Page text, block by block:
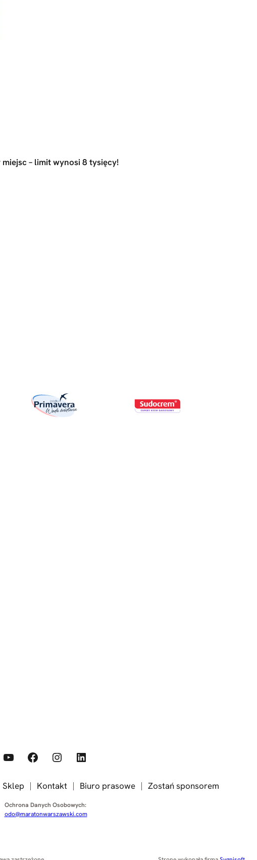
– limit wynosi 8 tysięcy!
YouTube Facebook Instagram LinkedIn
Sklep Kontakt Biuro prasowe Zostań sponsorem
Ochrona Danych Osobowych:
odo@maratonwarszawski.com